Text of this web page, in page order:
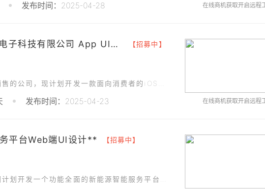
发布时间：2025-04-28 在线商机获取开启远程
### 项目发布：苏州电子科技有限公司 App UI设计需求 【招募中】
发布时间：2025-04-23 在线商机获取开启远程
平台Web端UI设计** 【招募中】